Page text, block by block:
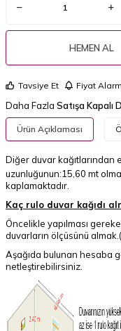
HEMEN AL
Tavsiye Et Fiyat
Daha Fazla Satışa Kapalı
Ürün Açıklaması
Diğer duvar kağıtlarından
uzunluğunun:15,60 mt
kaplamaktadır.
Kaç rulo duvar kağıdı
Öncelikle yapılması
duvarların ölçüsünü
Aşağıda bulunan hesaba
netleştirebilirsiniz.